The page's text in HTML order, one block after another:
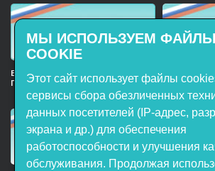
Включён в реестр Российского
ПО
включена в
МЫ ИСПОЛЬЗУЕМ ФАЙЛЫ
COOKIE
Этот сайт использует файлы
сервисы сбора обезличенных
данных посетителей (IP-адрес,
экрана и др.) для обеспечения
работоспособности и улучшения
обслуживания. Продолжая